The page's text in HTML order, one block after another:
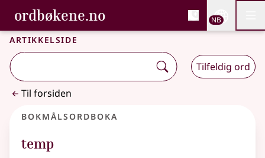
Gå til hovedinnhold
Tilgjengelighet
ordbøkene.no, Bokmålsordboka og
Bokmålsordboka og Nynorskordboka
NB
Artikkelside
Tilfeldig ord
Til forsiden
Bokmålsordboka
temp